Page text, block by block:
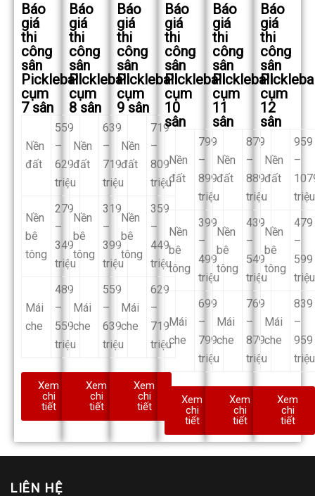
Báo
giá
thi
công
sân
Pickleball
cụm
7 sân
Nền
đất
559
–
629
triệu
Nền
bê
tông
279
–
349
triệu
Mái
che
489
–
559
triệu
Xem
chi
tiết
Báo
giá
thi
công
sân
Pickleball
cụm
8 sân
Nền
đất
639
–
719
triệu
Nền
bê
tông
319
–
399
triệu
Mái
che
559
–
639
triệu
Xem
chi
tiết
Báo
giá
thi
công
sân
Pickleball
cụm
9 sân
Nền
đất
719
–
809
triệu
Nền
bê
tông
359
–
449
triệu
Mái
che
629
–
719
triệu
Xem
chi
tiết
Báo
giá
thi
công
sân
Pickleball
cụm
10
sân
Nền
đất
799
–
899
triệu
Nền
bê
tông
399
–
499
triệu
Mái
che
699
–
799
triệu
Xem
chi
tiết
Báo
giá
thi
công
sân
Pickleball
cụm
11
sân
Nền
đất
879
–
889
triệu
Nền
bê
tông
439
–
549
triệu
Mái
che
769
–
879
triệu
Xem
chi
tiết
Báo
giá
thi
công
sân
cụm
12
sân
Nền
đất
959
–
triệu
Nền
bê
tông
479
–
599
triệu
Mái
che
839
–
959
triệu
Xem
chi
tiết
LIÊN HỆ